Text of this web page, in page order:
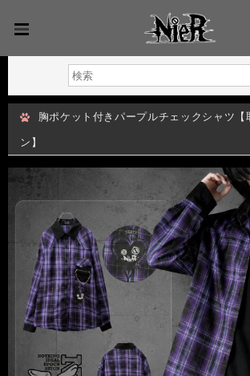
胸ポケット付きパープルチェックシャツ【
ン】